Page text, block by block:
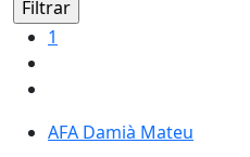
1
AFA Damià Mateu